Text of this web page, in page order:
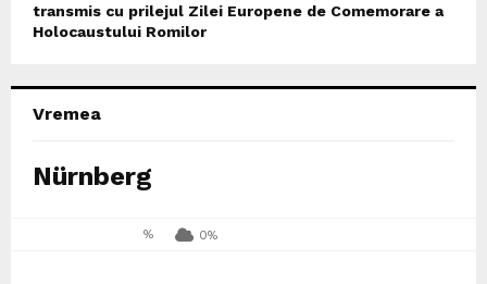
transmis cu prilejul Zilei Europene de Comemorare a
Holocaustului Romilor
Vremea
Nürnberg
% 0%